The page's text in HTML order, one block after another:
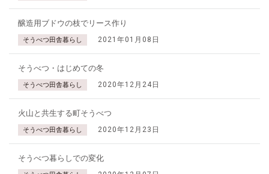
醸造用ブドウの枝でリース作り
そうべつ田舎暮らし 2021年01月08日
そうべつ・はじめての冬
そうべつ田舎暮らし 2020年12月24日
火山と共生する町そうべつ
そうべつ田舎暮らし 2020年12月23日
そうべつ暮らしでの変化